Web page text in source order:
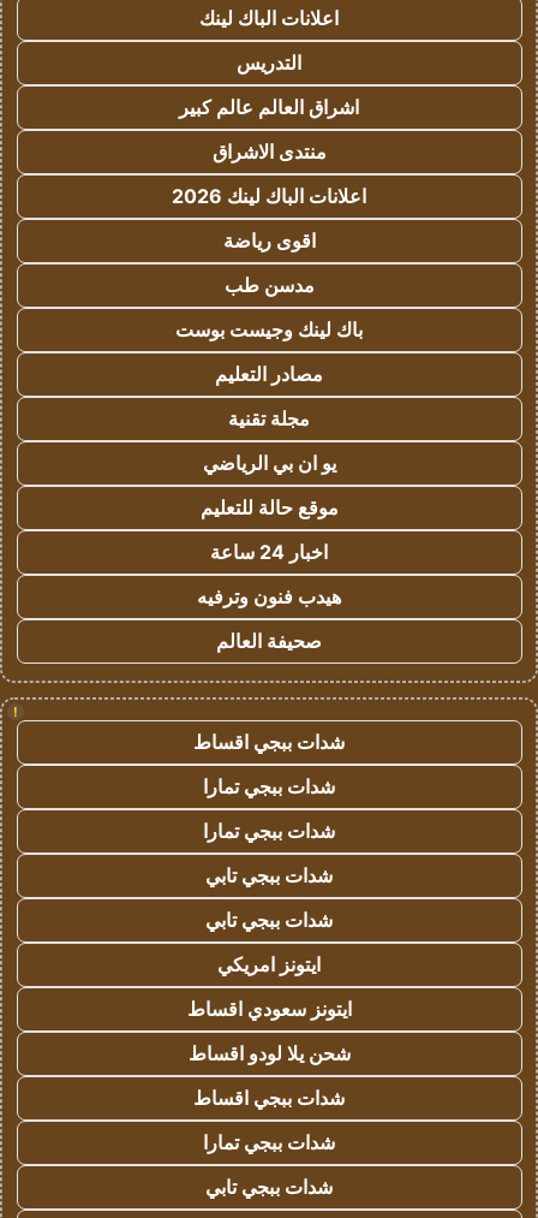
اعلانات الباك لينك
التدريس
اشراق العالم عالم كبير
منتدى الاشراق
اعلانات الباك لينك 2026
اقوى رياضة
مدسن طب
باك لينك وجيست بوست
مصادر التعليم
مجلة تقنية
يو ان بي الرياضي
موقع حالة للتعليم
اخبار 24 ساعة
هيدب فنون وترفيه
صحيفة العالم
!
شدات ببجي اقساط
شدات ببجي تمارا
شدات ببجي تمارا
شدات ببجي تابي
شدات ببجي تابي
ايتونز امريكي
ايتونز سعودي اقساط
شحن يلا لودو اقساط
شدات ببجي اقساط
شدات ببجي تمارا
شدات ببجي تابي